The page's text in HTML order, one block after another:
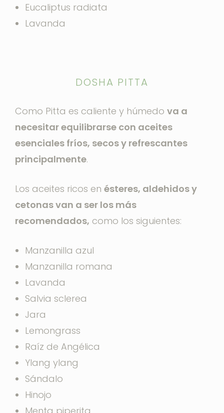
Eucaliptus radiata
Lavanda
DOSHA PITTA
Como Pitta es caliente y húmedo va a
necesitar equilibrarse con aceites
esenciales fríos, secos y refrescantes
principalmente.
Los aceites ricos en ésteres, aldehidos y
cetonas van a ser los más
recomendados, como los siguientes:
Manzanilla azul
Manzanilla romana
Lavanda
Salvia sclerea
Jara
Lemongrass
Raíz de Angélica
Ylang ylang
Sándalo
Hinojo
Menta piperita